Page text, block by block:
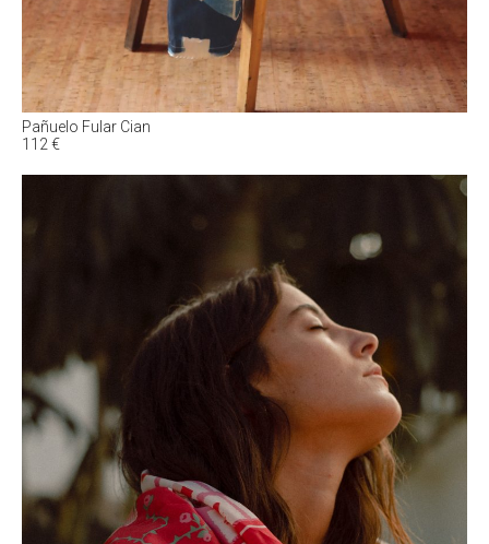
Pañuelo Fular Cian
112 €